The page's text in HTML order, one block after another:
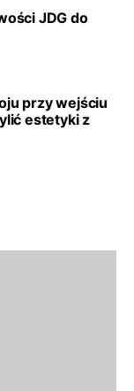
JDG do
przy wejściu
estetyki z